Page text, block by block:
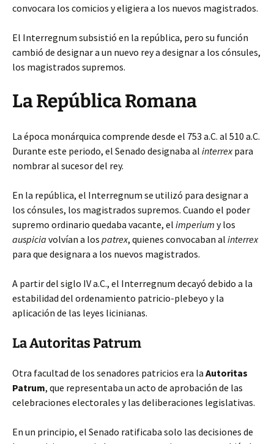
convocara los comicios y eligiera a los nuevos magistrados.
El Interregnum subsistió en la república, pero su función
cambió de designar a un nuevo rey a designar a los cónsules,
los magistrados supremos.
La República Romana
La época monárquica comprende desde el 753 a.C. al 510 a.C.
Durante este periodo, el Senado designaba al interrexpara
nombrar al sucesor del rey.
En la república, el Interregnum se utilizó para designar a
los cónsules, los magistrados supremos. Cuando el poder
supremo ordinario quedaba vacante, el imperium y los
auspicia volvían a los patrex, quienes convocaban al interrex
para que designara a los nuevos magistrados.
A partir del siglo IV a.C., el Interregnum decayó debido a la
estabilidad del ordenamiento patricio-plebeyo y la
aplicación de las leyes licinianas.
La Autoritas Patrum
Otra facultad de los senadores patricios era la Autoritas
Patrum, que representaba un acto de aprobación de las
celebraciones electorales y las deliberaciones legislativas.
En un principio, el Senado ratificaba solo las decisiones de